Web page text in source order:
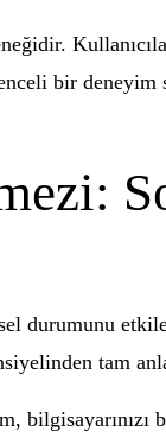
bir
durumunu
tam